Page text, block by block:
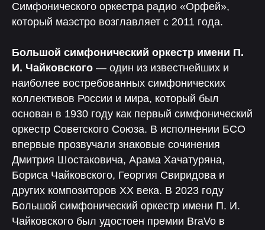
Симфонического оркестра радио «Орфей»,
который маэстро возглавляет с 2011 года.
Большой симфонический оркестр имени П.
И. Чайковского — один из известнейших и
наиболее востребованных симфонических
коллективов России и мира, который был
основан в 1930 году как первый симфонический
оркестр Советского Союза. В исполнении БСО
впервые прозвучали знаковые сочинения
Дмитрия Шостаковича, Арама Хачатуряна,
Бориса Чайковского, Георгия Свиридова и
других композиторов XX века. В 2023 году
Большой симфонический оркестр имени П. И.
Чайковского был удостоен премии BraVo в